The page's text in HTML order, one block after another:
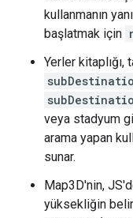
kullanmanın
başlatmak için
Yerler kitaplığı,
veya stadyum
arama yapan
sunar.
Map3D'nin,
yüksekliğin